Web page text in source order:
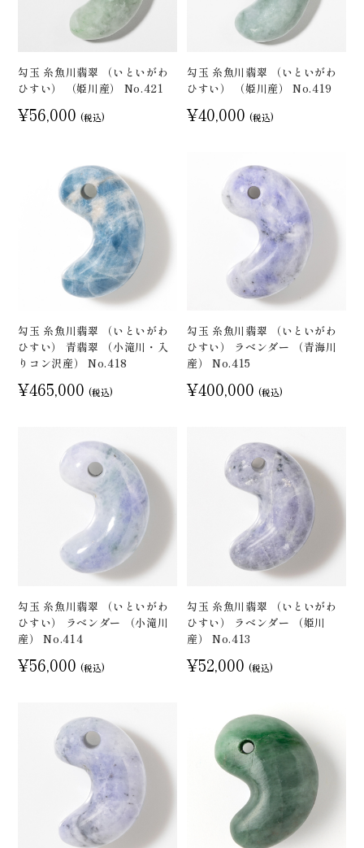
勾玉 糸魚川翡翠 （いといがわ
ひすい） （姫川産） No.421
¥56,000 (税込)
勾玉 糸魚川翡翠 （いといがわ
ひすい） （姫川産） No.419
¥40,000 (税込)
勾玉 糸魚川翡翠 （いといがわ
ひすい） 青翡翠 （小滝川・入
りコン沢産） No.418
¥465,000 (税込)
勾玉 糸魚川翡翠 （いといがわ
ひすい） ラベンダー （青海川
産） No.415
¥400,000 (税込)
勾玉 糸魚川翡翠 （いといがわ
ひすい） ラベンダー （小滝川
産） No.414
¥56,000 (税込)
勾玉 糸魚川翡翠 （いといがわ
ひすい） ラベンダー （姫川
産） No.413
¥52,000 (税込)